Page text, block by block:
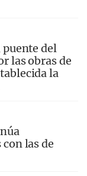
puente del
las obras de
la
las de